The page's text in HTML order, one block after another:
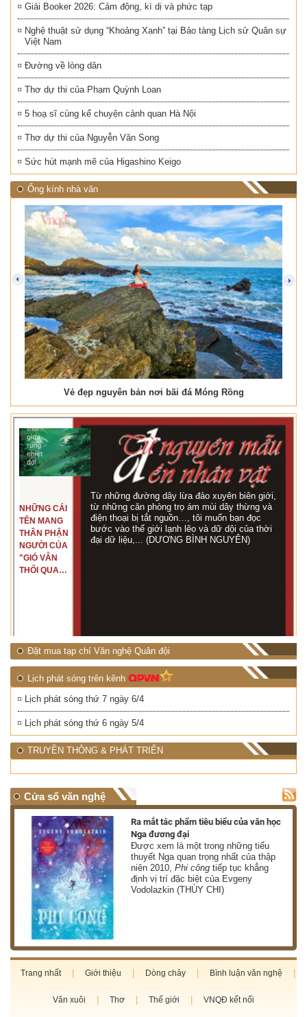
Giải Booker 2026: Cảm động, kì dị và phức tạp
Nghệ thuật sử dụng “Khoảng Xanh” tại Bảo tàng Lịch sử Quân sự
Việt Nam
Đường về lòng dân
Thơ dự thi của Phạm Quỳnh Loan
5 hoạ sĩ cùng kể chuyện cảnh quan Hà Nội
Thơ dự thi của Nguyễn Văn Song
Sức hút mạnh mẽ của Higashino Keigo
Ống kính nhà văn
Vẻ đẹp nguyên bản nơi bãi đá Móng Rồng
prev next
NHỮNG CÁI
TÊN MANG
THÂN PHẬN
NGƯỜI CỦA
"GIÓ VẪN
THỔI QUA
Từ những đường dây lừa đảo xuyên biên giới,
từ những căn phòng trọ ám mùi dây thừng và
điện thoại bị tắt nguồn…, tôi muốn bạn đọc
bước vào thế giới lạnh lẽo và dữ dội của thời
đại dữ liệu,... (DƯƠNG BÌNH NGUYÊN)
Đặt mua tạp chí Văn nghệ Quân đội
Lịch phát sóng trên kênh
Lịch phát sóng thứ 7 ngày 6/4
Lịch phát sóng thứ 6 ngày 5/4
TRUYỀN THÔNG & PHÁT TRIỂN
Cửa sổ văn nghệ
Ra mắt tác phẩm tiêu biểu của văn học
Nga đương đại
Được xem là một trong những tiểu
thuyết Nga quan trọng nhất của thập
niên 2010,Phi công tiếp tục khẳng
định vị trí đặc biệt của Evgeny
Vodolazkin (THÙY CHI)
Trang nhất Giới thiệu Dòng chảy Bình luận văn nghệ
Văn xuôi Thơ Thế giới VNQĐ kết nối